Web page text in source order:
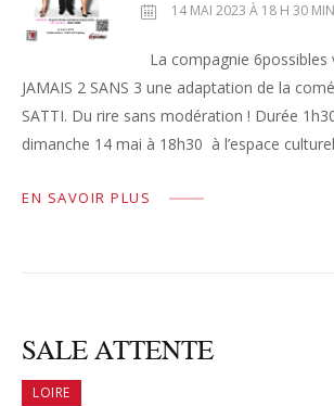
14 MAI 2023 À 18 H 30
La compagnie 6possibles
JAMAIS 2 SANS 3 une adaptation de la
SATTI. Du rire sans modération ! Durée
dimanche 14 mai à 18h30 à l’espace
EN SAVOIR PLUS
SALE ATTENTE
LOIRE